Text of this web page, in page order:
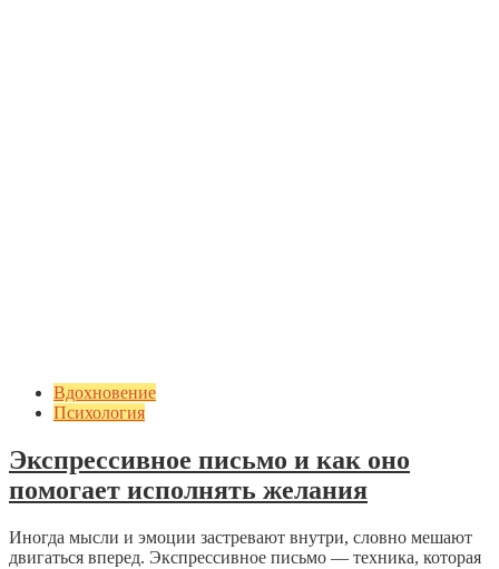
Вдохновение
Психология
Экспрессивное письмо и как оно
помогает исполнять желания
Иногда мысли и эмоции застревают внутри, словно мешают
двигаться вперед. Экспрессивное письмо — техника, которая